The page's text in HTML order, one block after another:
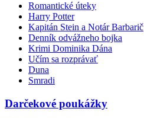
Romantické úteky
Harry Potter
Kapitán Stein a Notár Barbarič
Denník odvážneho bojka
Krimi Dominika Dána
Učím sa rozprávať
Duna
Smradi
Darčekové poukážky